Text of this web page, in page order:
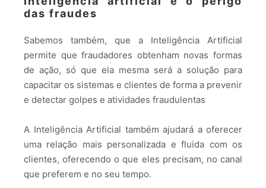
das fraudes
Sabemos também, que a Inteligência Artificial
permite que fraudadores obtenham novas formas
de ação, só que ela mesma será a solução para
capacitar os sistemas e clientes de forma a prevenir
e detectar golpes e atividades fraudulentas
A Inteligência Artificial também ajudará a oferecer
uma relação mais personalizada e fluida com os
clientes, oferecendo o que eles precisam, no canal
que preferem e no seu tempo.